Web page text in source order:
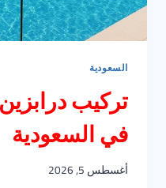
السعودية
تركيب
في السعودية
أغسطس 5, 2026